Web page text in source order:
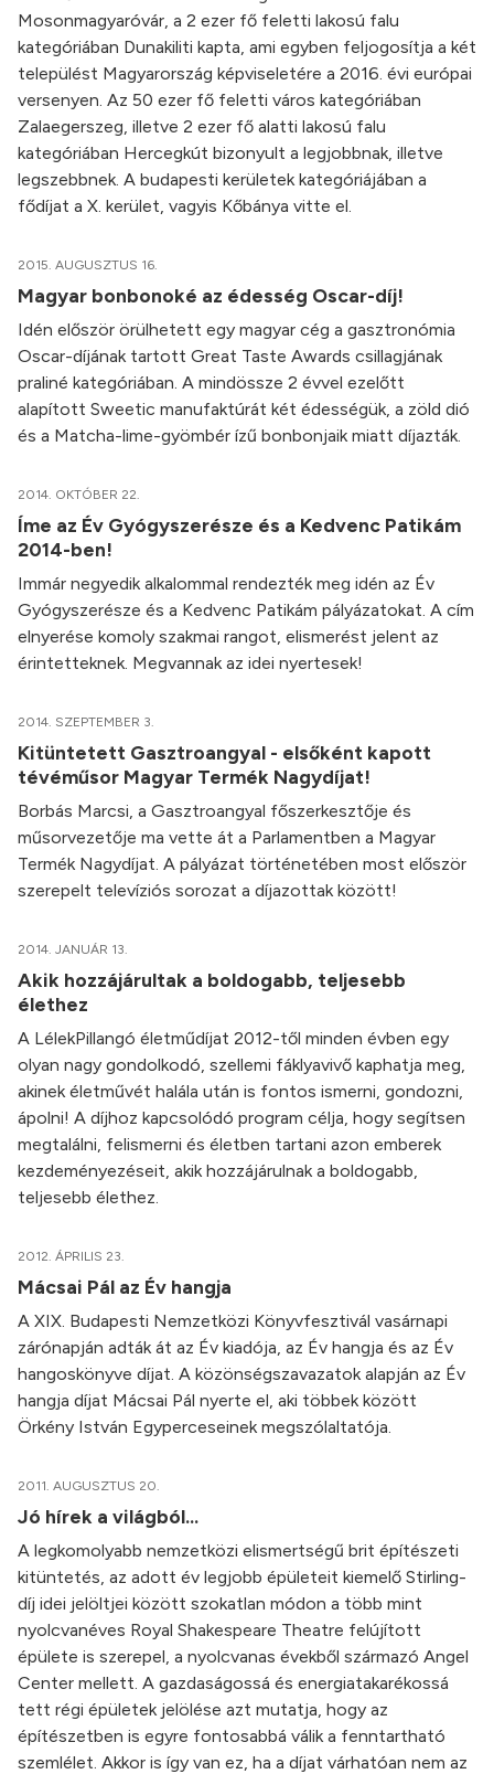
Mosonmagyaróvár, a 2 ezer fő feletti lakosú falu
kategóriában Dunakiliti kapta, ami egyben feljogosítja a két
települést Magyarország képviseletére a 2016. évi európai
versenyen. Az 50 ezer fő feletti város kategóriában
Zalaegerszeg, illetve 2 ezer fő alatti lakosú falu
kategóriában Hercegkút bizonyult a legjobbnak, illetve
legszebbnek. A budapesti kerületek kategóriájában a
fődíjat a X. kerület, vagyis Kőbánya vitte el.
2015. AUGUSZTUS 16.
Magyar bonbonoké az édesség Oscar-díj!
Idén először örülhetett egy magyar cég a gasztronómia
Oscar-díjának tartott Great Taste Awards csillagjának
praliné kategóriában. A mindössze 2 évvel ezelőtt
alapított Sweetic manufaktúrát két édességük, a zöld dió
és a Matcha-lime-gyömbér ízű bonbonjaik miatt díjazták.
2014. OKTÓBER 22.
Íme az Év Gyógyszerésze és a Kedvenc Patikám
2014-ben!
Immár negyedik alkalommal rendezték meg idén az Év
Gyógyszerésze és a Kedvenc Patikám pályázatokat. A cím
elnyerése komoly szakmai rangot, elismerést jelent az
érintetteknek. Megvannak az idei nyertesek!
2014. SZEPTEMBER 3.
Kitüntetett Gasztroangyal - elsőként kapott
tévéműsor Magyar Termék Nagydíjat!
Borbás Marcsi, a Gasztroangyal főszerkesztője és
műsorvezetője ma vette át a Parlamentben a Magyar
Termék Nagydíjat. A pályázat történetében most először
szerepelt televíziós sorozat a díjazottak között!
2014. JANUÁR 13.
Akik hozzájárultak a boldogabb, teljesebb
élethez
A LélekPillangó életműdíjat 2012-től minden évben egy
olyan nagy gondolkodó, szellemi fáklyavivő kaphatja meg,
akinek életművét halála után is fontos ismerni, gondozni,
ápolni! A díjhoz kapcsolódó program célja, hogy segítsen
megtalálni, felismerni és életben tartani azon emberek
kezdeményezéseit, akik hozzájárulnak a boldogabb,
teljesebb élethez.
2012. ÁPRILIS 23.
Mácsai Pál az Év hangja
A XIX. Budapesti Nemzetközi Könyvfesztivál vasárnapi
zárónapján adták át az Év kiadója, az Év hangja és az Év
hangoskönyve díjat. A közönségszavazatok alapján az Év
hangja díjat Mácsai Pál nyerte el, aki többek között
Örkény István Egyperceseinek megszólaltatója.
2011. AUGUSZTUS 20.
Jó hírek a világból...
A legkomolyabb nemzetközi elismertségű brit építészeti
kitüntetés, az adott év legjobb épületeit kiemelő Stirling-
díj idei jelöltjei között szokatlan módon a több mint
nyolcvanéves Royal Shakespeare Theatre felújított
épülete is szerepel, a nyolcvanas évekből származó Angel
Center mellett. A gazdaságossá és energiatakarékossá
tett régi épületek jelölése azt mutatja, hogy az
építészetben is egyre fontosabbá válik a fenntartható
szemlélet. Akkor is így van ez, ha a díjat várhatóan nem az